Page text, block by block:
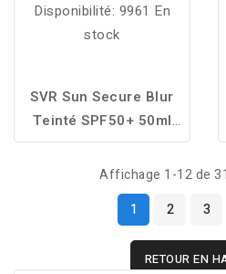
Disponibilité: 9961 En
stock
SVR Sun Secure Blur
Teinté SPF50+ 50ml
offre une très haute
protection solaire
UVA/UVB tout en unifiant
le teint. Sa texture floute
les imperfections et
laisse un fini velouté pour
Affichage 1-12 de
1
2 3
RETOUR EN